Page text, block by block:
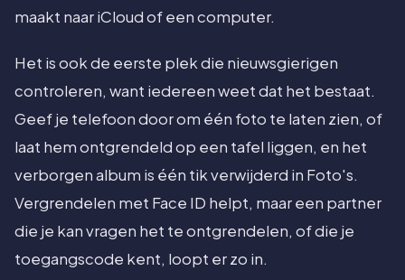
maakt naar iCloud of een computer.
Het is ook de eerste plek die nieuwsgierigen
controleren, want iedereen weet dat het bestaat.
Geef je telefoon door om één foto te laten zien, of
laat hem ontgrendeld op een tafel liggen, en het
verborgen album is één tik verwijderd in Foto's.
Vergrendelen met Face ID helpt, maar een partner
die je kan vragen het te ontgrendelen, of die je
toegangscode kent, loopt er zo in.